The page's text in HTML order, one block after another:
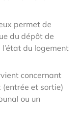
permet de
du dépôt de
du logement
concernant
et sortie)
ou un